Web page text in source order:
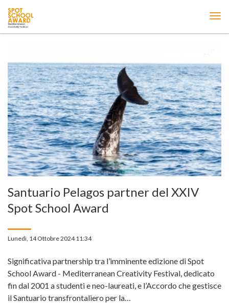
Santuario Pelagos partner del XXIV
Spot School Award
Lunedì, 14 Ottobre 2024 11:34
Significativa partnership tra l’imminente edizione di Spot
School Award - Mediterranean Creativity Festival, dedicato
fin dal 2001 a studenti e neo-laureati, e l’Accordo che gestisce
il Santuario transfrontaliero per la…